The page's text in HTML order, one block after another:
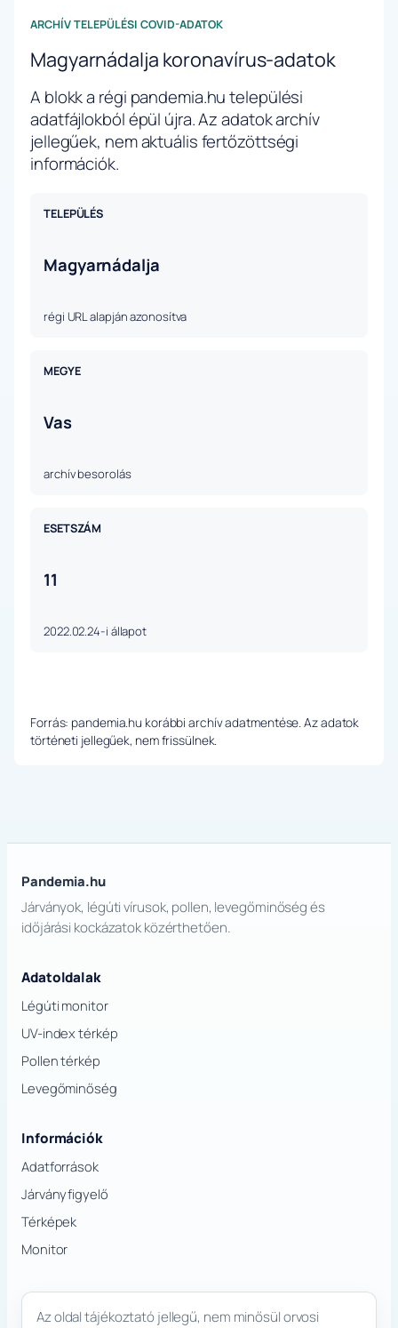
ARCHÍV TELEPÜLÉSI COVID-ADATOK
Magyarnádalja koronavírus-adatok
A blokk a régi pandemia.hu települési
adatfájlokból épül újra. Az adatok archív
jellegűek, nem aktuális fertőzöttségi
információk.
TELEPÜLÉS
Magyarnádalja
régi URL alapján azonosítva
MEGYE
Vas
archív besorolás
ESETSZÁM
11
2022.02.24-i állapot
Forrás: pandemia.hu korábbi archív adatmentése. Az adatok
történeti jellegűek, nem frissülnek.
Pandemia.hu
Járványok, légúti vírusok, pollen, levegőminőség és
időjárási kockázatok közérthetően.
Adatoldalak
Légúti monitor
UV-index térkép
Pollen térkép
Levegőminőség
Információk
Adatforrások
Járványfigyelő
Térképek
Monitor
Az oldal tájékoztató jellegű, nem minősül orvosi